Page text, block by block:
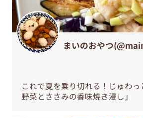
まいのおやつ
これで夏を乗り切れる！じゅわ
野菜とささみの香味焼き浸し」